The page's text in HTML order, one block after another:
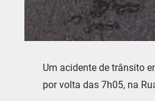
Um acidente de trânsito
por volta das 7h05, na